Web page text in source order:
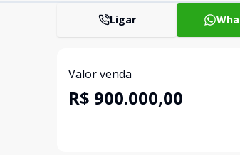
Ligar
Valor venda
R$ 900.000,00